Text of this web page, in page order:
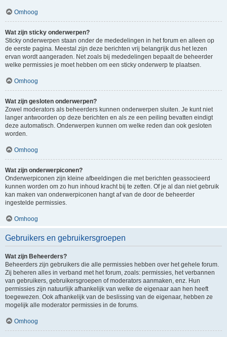
Omhoog
Wat zijn sticky onderwerpen?
Sticky onderwerpen staan onder de mededelingen in het forum en alleen op
de eerste pagina. Meestal zijn deze berichten vrij belangrijk dus het lezen
ervan wordt aangeraden. Net zoals bij mededelingen bepaalt de beheerder
welke permissies je moet hebben om een sticky onderwerp te plaatsen.
Omhoog
Wat zijn gesloten onderwerpen?
Zowel moderators als beheerders kunnen onderwerpen sluiten. Je kunt niet
langer antwoorden op deze berichten en als ze een peiling bevatten eindigt
deze automatisch. Onderwerpen kunnen om welke reden dan ook gesloten
worden.
Omhoog
Wat zijn onderwerpiconen?
Onderwerpiconen zijn kleine afbeeldingen die met berichten geassocieerd
kunnen worden om zo hun inhoud kracht bij te zetten. Of je al dan niet gebruik
kan maken van onderwerpiconen hangt af van de door de beheerder
ingestelde permissies.
Omhoog
Gebruikers en gebruikersgroepen
Wat zijn Beheerders?
Beheerders zijn gebruikers die alle permissies hebben over het gehele forum.
Zij beheren alles in verband met het forum, zoals: permissies, het verbannen
van gebruikers, gebruikersgroepen of moderators aanmaken, enz. Hun
permissies zijn natuurlijk afhankelijk van welke de eigenaar aan hen heeft
toegewezen. Ook afhankelijk van de beslissing van de eigenaar, hebben ze
mogelijk alle moderator permissies in de forums.
Omhoog